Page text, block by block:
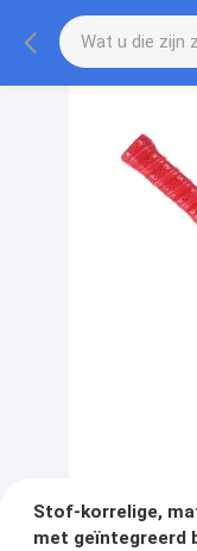
Stof-korrelige,
met geïntegreerd